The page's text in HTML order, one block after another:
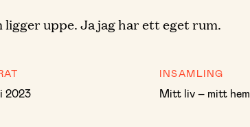
uppe. Ja jag har ett eget rum.
2023
INSAMLING
Mitt liv – mitt hem